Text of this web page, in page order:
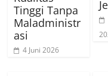
Tinggi Tanpa
Maladministr
asi
4 Juni 2026